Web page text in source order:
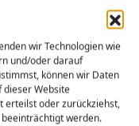
wir Technologien wie
und/oder darauf
können wir Daten
dieser Website
erteilst oder zurückziehst,
werden.
viel Zeit. Zwei
nicht.
Also sehr